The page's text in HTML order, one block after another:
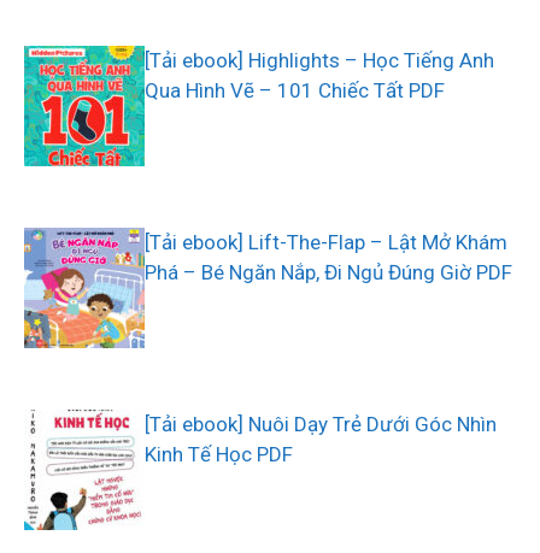
[Tải ebook] Highlights – Học Tiếng Anh
Qua Hình Vẽ – 101 Chiếc Tất PDF
[Tải ebook] Lift-The-Flap – Lật Mở Khám
Phá – Bé Ngăn Nắp, Đi Ngủ Đúng Giờ PDF
[Tải ebook] Nuôi Dạy Trẻ Dưới Góc Nhìn
Kinh Tế Học PDF